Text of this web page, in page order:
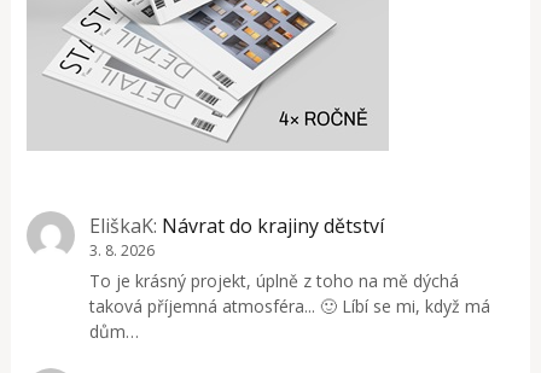
EliškaK: Návrat do krajiny dětství
3. 8. 2026
To je krásný projekt, úplně z toho na mě dýchá
taková příjemná atmosféra... 🙂 Líbí se mi, když má
dům…